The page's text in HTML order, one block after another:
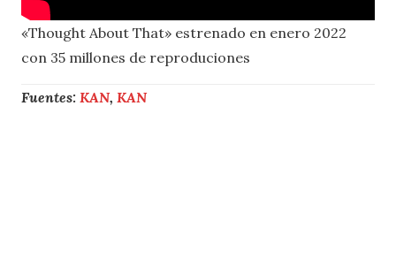
«Thought About That» estrenado en enero 2022
con 35 millones de reproduciones
Fuentes: KAN, KAN